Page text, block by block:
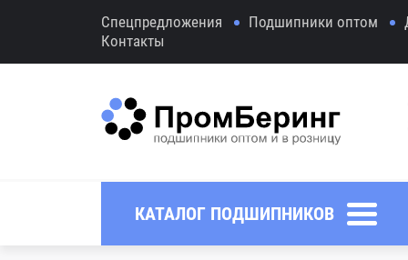
Спецпредложения Подшипники оптом
Контакты
КАТАЛОГ ПОДШИПНИКОВ